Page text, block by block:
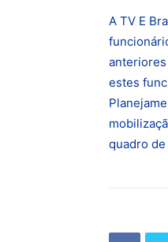
A TV E
estes
quadro